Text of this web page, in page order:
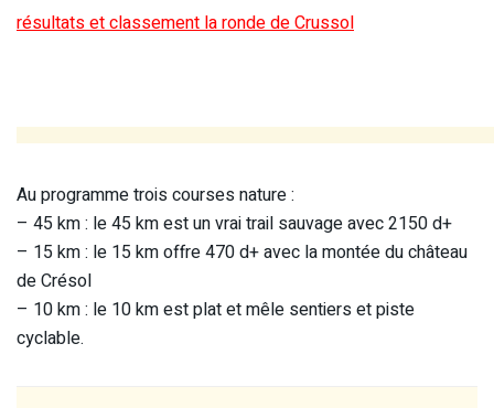
résultats et classement la ronde de Crussol
Au programme trois courses nature :
– 45 km : le 45 km est un vrai trail sauvage avec 2150 d+
– 15 km : le 15 km offre 470 d+ avec la montée du château
de Crésol
– 10 km : le 10 km est plat et mêle sentiers et piste
cyclable.